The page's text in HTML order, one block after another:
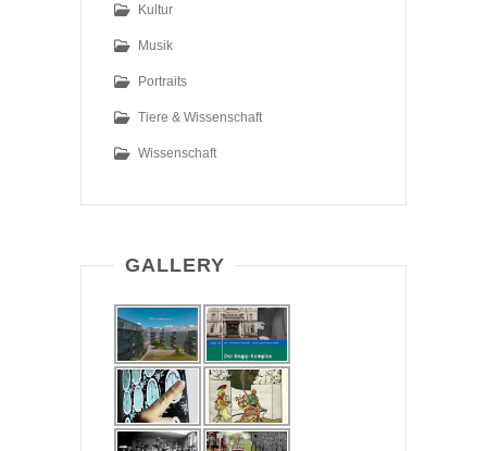
Kultur
Musik
Portraits
Tiere & Wissenschaft
Wissenschaft
GALLERY